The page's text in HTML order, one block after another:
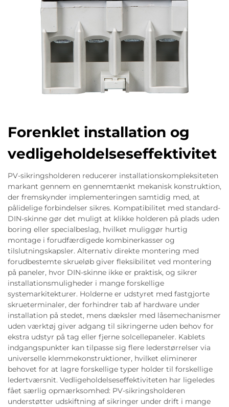
Forenklet installation og
vedligeholdelseseffektivitet
PV-sikringsholderen reducerer installationskompleksiteten
markant gennem en gennemtænkt mekanisk konstruktion,
der fremskynder implementeringen samtidig med, at
pålidelige forbindelser sikres. Kompatibilitet med standard-
DIN-skinne gør det muligt at klikke holderen på plads uden
boring eller specialbeslag, hvilket muliggør hurtig
montage i forudfærdigede kombinerkasser og
tilslutningskapsler. Alternativ direkte montering med
forudbestemte skrueløb giver fleksibilitet ved montering
på paneler, hvor DIN-skinne ikke er praktisk, og sikrer
installationsmuligheder i mange forskellige
systemarkitekturer. Holderne er udstyret med fastgjorte
skrueterminaler, der forhindrer tab af hardware under
installation på stedet, mens dæksler med låsemechanismer
uden værktøj giver adgang til sikringerne uden behov for
ekstra udstyr på tag eller fjerne solcellepaneler. Kablets
indgangspunkter kan tilpasse sig flere lederstørrelser via
universelle klemmekonstruktioner, hvilket eliminerer
behovet for at lagre forskellige typer holder til forskellige
ledertværsnit. Vedligeholdelseseffektiviteten har ligeledes
fået særlig opmærksomhed: PV-sikringsholderen
understøtter udskiftning af sikringer under drift i mange